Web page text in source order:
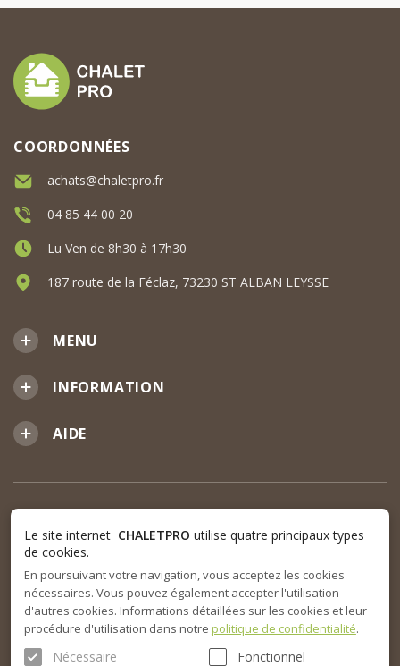
MENU
INFORMATION
AIDE
COORDONNÉES
achats@chaletpro.fr
04 85 44 00 20
Lu Ven de 8h30 à 17h30
187 route de la Féclaz, 73230 ST ALBAN LEYSSE
Le site internet CHALETPRO utilise quatre principaux types
de cookies.
En poursuivant votre navigation, vous acceptez les cookies
nécessaires. Vous pouvez également accepter l'utilisation
d'autres cookies. Informations détaillées sur les cookies et leur
procédure d'utilisation dans notre politique de confidentialité.
Nécessaire Fonctionnel